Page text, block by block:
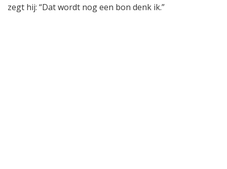
zegt hij: “Dat wordt nog een bon denk ik.”